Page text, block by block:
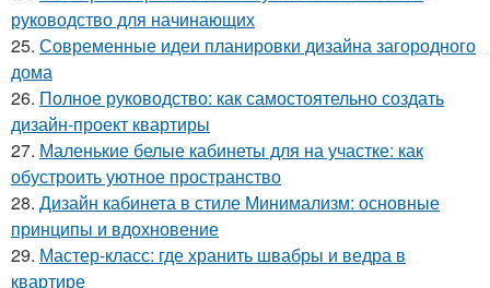
руководство для начинающих
25. Современные идеи планировки дизайна загородного
дома
26. Полное руководство: как самостоятельно создать
дизайн-проект квартиры
27. Маленькие белые кабинеты для на участке: как
обустроить уютное пространство
28. Дизайн кабинета в стиле Минимализм: основные
принципы и вдохновение
29. Мастер-класс: где хранить швабры и ведра в
квартире